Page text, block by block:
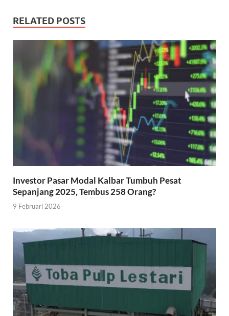
RELATED POSTS
Investor Pasar Modal Kalbar Tumbuh Pesat
Sepanjang 2025, Tembus 258 Orang?
9 Februari 2026